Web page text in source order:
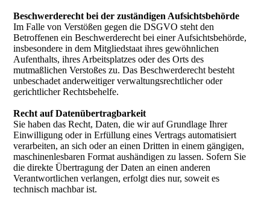
Beschwerderecht bei der zuständigen Aufsichtsbehörde
Im Falle von Verstößen gegen die DSGVO steht den
Betroffenen ein Beschwerderecht bei einer Aufsichtsbehörde,
insbesondere in dem Mitgliedstaat ihres gewöhnlichen
Aufenthalts, ihres Arbeitsplatzes oder des Orts des
mutmaßlichen Verstoßes zu. Das Beschwerderecht besteht
unbeschadet anderweitiger verwaltungsrechtlicher oder
gerichtlicher Rechtsbehelfe.
Recht auf Datenübertragbarkeit
Sie haben das Recht, Daten, die wir auf Grundlage Ihrer
Einwilligung oder in Erfüllung eines Vertrags automatisiert
verarbeiten, an sich oder an einen Dritten in einem gängigen,
maschinenlesbaren Format aushändigen zu lassen. Sofern Sie
die direkte Übertragung der Daten an einen anderen
Verantwortlichen verlangen, erfolgt dies nur, soweit es
technisch machbar ist.